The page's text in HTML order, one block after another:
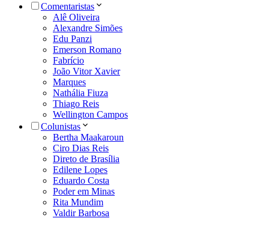
Comentaristas
Alê Oliveira
Alexandre Simões
Edu Panzi
Emerson Romano
Fabrício
João Vitor Xavier
Marques
Nathália Fiuza
Thiago Reis
Wellington Campos
Colunistas
Bertha Maakaroun
Ciro Dias Reis
Direto de Brasília
Edilene Lopes
Eduardo Costa
Poder em Minas
Rita Mundim
Valdir Barbosa